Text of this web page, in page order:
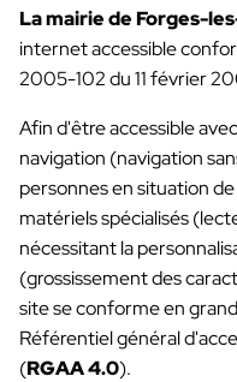
La mairie de Forges-
internet accessible
2005-102 du 11 février
Afin d'être accessible
navigation (navigation
personnes en situation
matériels spécialisés
nécessitant la
(grossissement des
site se conforme en
Référentiel général
(RGAA 4.0).